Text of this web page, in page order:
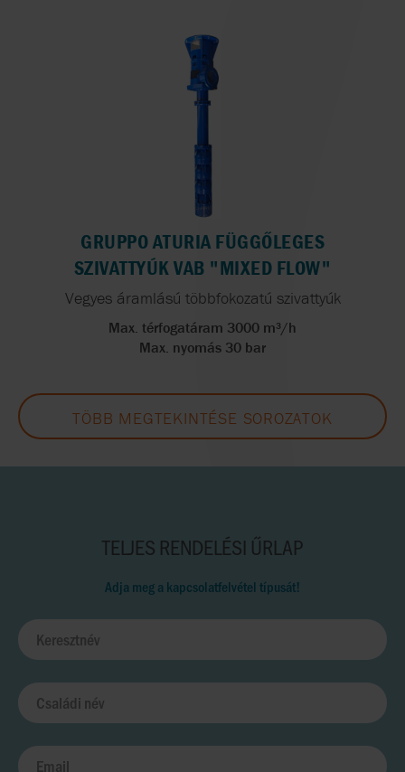
GRUPPO ATURIA FÜGGŐLEGES
SZIVATTYÚK VAB "MIXED FLOW"
Vegyes áramlású többfokozatú szivattyúk
Max. térfogatáram 3000 m³/h
Max. nyomás 30 bar
TÖBB MEGTEKINTÉSE SOROZATOK
TELJES RENDELÉSI ŰRLAP
Adja meg a kapcsolatfelvétel típusát!